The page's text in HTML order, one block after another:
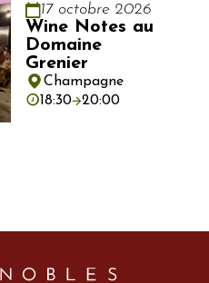
17 octobre 2026
Wine Notes au
Domaine
Grenier
Champagne
18:30
20:00